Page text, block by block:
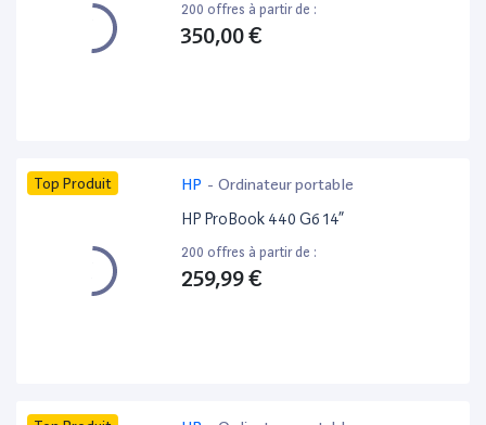
200 offres à partir de :
350,00 €
Top Produit HP - Ordinateur portable
HP ProBook 440 G6 14”
200 offres à partir de :
259,99 €